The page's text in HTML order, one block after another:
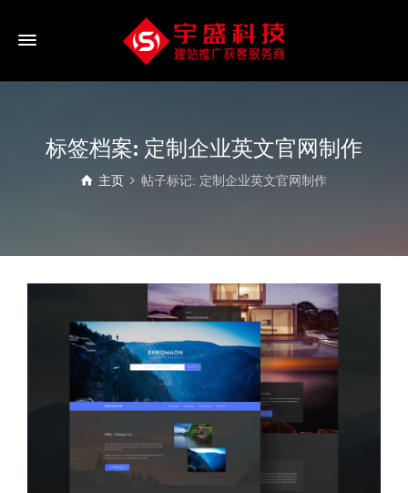
标签档案: 定制企业英文官网制作
主页 帖子标记: 定制企业英文官网制作